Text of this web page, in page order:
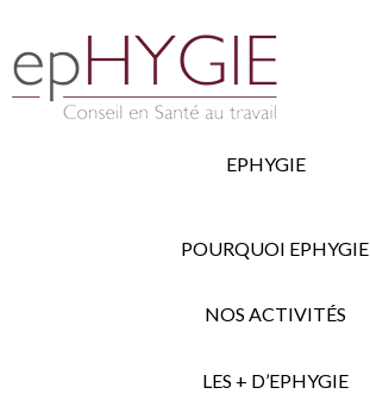
EPHYGIE
POURQUOI EPHYGIE
NOS ACTIVITÉS
LES + D’EPHYGIE